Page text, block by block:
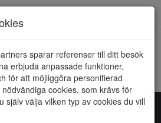
sparar referenser till ditt besök
erbjuda anpassade funktioner,
för att möjliggöra personifierad
cookies, som krävs för
själv välja vilken typ av cookies du vill